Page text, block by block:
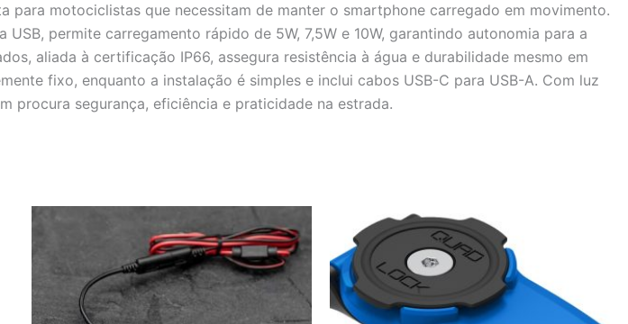
motociclistas que necessitam de manter o smartphone carregado em movimento.
permite carregamento rápido de 5W, 7,5W e 10W, garantindo autonomia para a
aliada à certificação IP66, assegura resistência à água e durabilidade mesmo em
fixo, enquanto a instalação é simples e inclui cabos USB-C para USB-A. Com luz
procura segurança, eficiência e praticidade na estrada.